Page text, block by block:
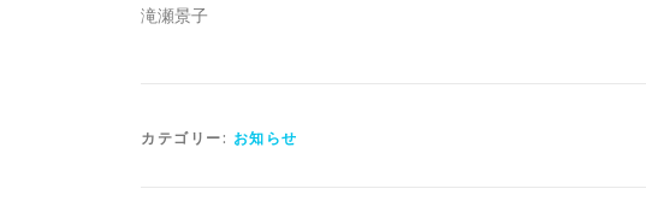
滝瀬景子
カテゴリー: お知らせ